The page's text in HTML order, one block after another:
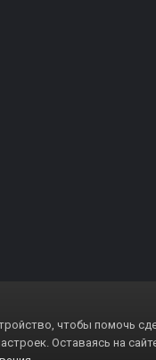
чтобы помочь
Оставаясь на